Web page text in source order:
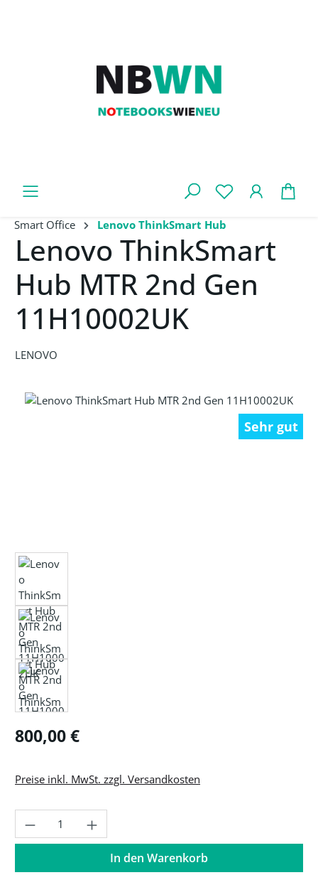
Smart Office Lenovo ThinkSmart Hub
Lenovo ThinkSmart
Hub MTR 2nd Gen
11H10002UK
LENOVO
Bildergalerie überspringen
Sehr gut
Regulärer Preis:
800,00 €
Preise inkl. MwSt. zzgl. Versandkosten
Produkt Anzahl: Gib den gewünschten
In den Warenkorb